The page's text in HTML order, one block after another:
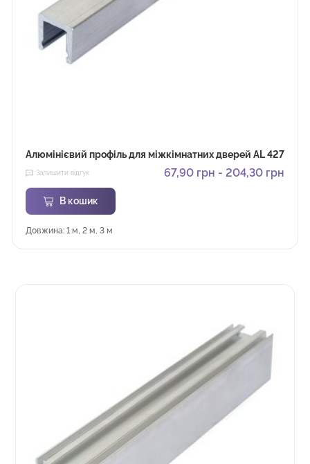
Алюмінієвий профіль для міжкімнатних дверей AL 427
Залишити відгук 67,90 грн - 204,30 грн
В кошик
Довжина: 1 м, 2 м, 3 м